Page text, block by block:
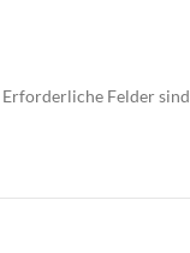
Erforderliche Felder sind